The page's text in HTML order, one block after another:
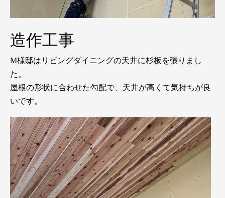
造作工事
M様邸はリビングダイニングの天井に杉板を張りまし
た。
屋根の形状に合わせた勾配で、天井が高くて気持ちが良
いです。